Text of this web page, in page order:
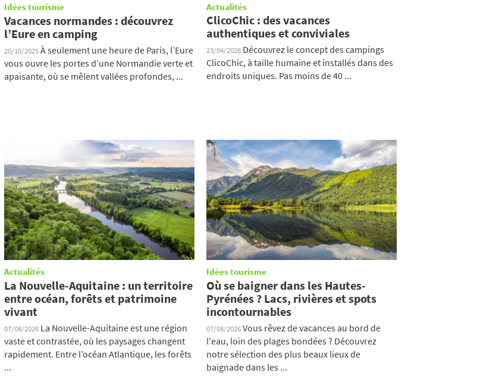
Idées tourisme
Vacances normandes : découvrez
l’Eure en camping
20/10/2025À seulement une heure de Paris, l’Eure
vous ouvre les portes d’une Normandie verte et
apaisante, où se mêlent vallées profondes, ...
Actualités
ClicoChic : des vacances
authentiques et conviviales
23/04/2026 Découvrez le concept des campings
ClicoChic, à taille humaine et installés dans des
endroits uniques. Pas moins de 40 ...
Actualités
La Nouvelle-Aquitaine : un territoire
entre océan, forêts et patrimoine
vivant
07/08/2026 La Nouvelle-Aquitaine est une région
vaste et contrastée, où les paysages changent
rapidement. Entre l’océan Atlantique, les forêts
...
Idées tourisme
Où se baigner dans les Hautes-
Pyrénées ? Lacs, rivières et spots
incontournables
07/08/2026Vous rêvez de vacances au bord de
l'eau, loin des plages bondées ? Découvrez
notre sélection des plus beaux lieux de
baignade dans les ...